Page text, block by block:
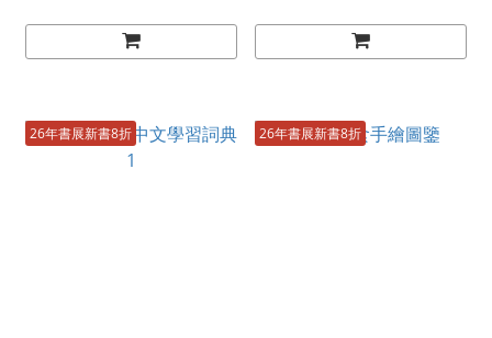
26年書展新書8折 26年書展新書8折